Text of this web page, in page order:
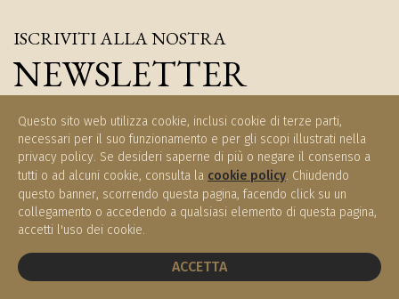
Questo sito web utilizza cookie, inclusi cookie di terze parti,
necessari per il suo funzionamento e per gli scopi illustrati nella
privacy policy. Se desideri saperne di più o negare il consenso a
tutti o ad alcuni cookie, consulta la cookie policy. Chiudendo
questo banner, scorrendo questa pagina, facendo click su un
collegamento o accedendo a qualsiasi elemento di questa pagina,
accetti l'uso dei cookie.
ACCETTA
ISCRIVITI ALLA NOSTRA
NEWSLETTER
ISCRIVITI
PRENOTA UN TAVOLO